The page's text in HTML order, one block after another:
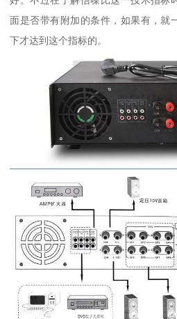
面是否带有附加的条件，如果有，就
下才达到这个指标的。